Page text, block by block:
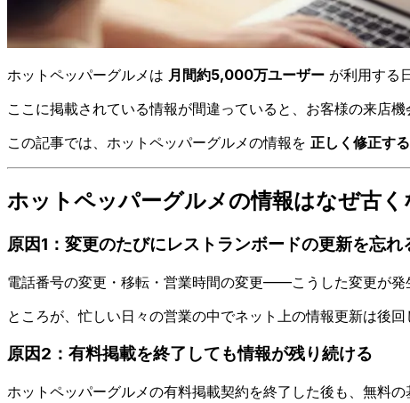
ホットペッパーグルメは 月間約5,000万ユーザー が利用する
ここに掲載されている情報が間違っていると、お客様の来店
この記事では、ホットペッパーグルメの情報を 正しく修正す
ホットペッパーグルメの情報はなぜ古く
原因1：変更のたびにレストランボードの更新を忘れ
電話番号の変更・移転・営業時間の変更——こうした変更が発
ところが、忙しい日々の営業の中でネット上の情報更新は後回
原因2：有料掲載を終了しても情報が残り続ける
ホットペッパーグルメの有料掲載契約を終了した後も、無料